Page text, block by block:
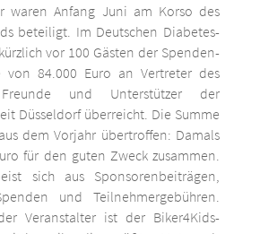
waren Anfang Juni am Korso des
beteiligt. Im Deutschen Diabetes-
vor 100 Gästen der Spenden-
von 84.000 Euro an Vertreter des
und Unterstützer der
Düsseldorf überreicht. Die Summe
dem Vorjahr übertroffen: Damals
für den guten Zweck zusammen.
sich aus Sponsorenbeiträgen,
und Teilnehmergebühren.
Veranstalter ist der Biker4Kids-